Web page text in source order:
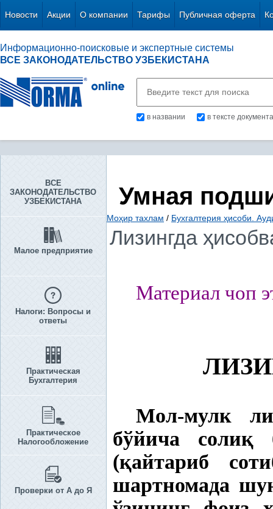
Новости Акции О компании Тарифы Публичная оферта
Информационно-поисковые и экспертные системы
ВСЕ ЗАКОНОДАТЕЛЬСТВО УЗБЕКИСТАНА
в названии в тексте документа
ВСЕ
ЗАКОНОДАТЕЛЬСТВО
УЗБЕКИСТАНА
Малое предприятие
Налоги: Вопросы и
ответы
Практическая
Бухгалтерия
Практическое
Налогообложение
Проверки от А до Я
Умная
Моҳир тахлам / Бухгалтерия ҳисоби.
Лизингда
Материал чоп
Мол-мулк
бўйича солиқ
(қайтариб
шартномада